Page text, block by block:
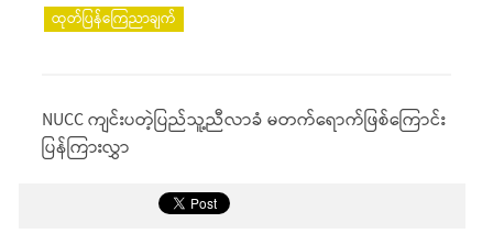
ထုတ်ပြန်ကြေညာချက်
NUCC ကျင်းပတဲ့ပြည်သူ့ညီလာခံ မတက်ရောက်ဖြစ်ကြောင်း
ပြန်ကြားလွှာ